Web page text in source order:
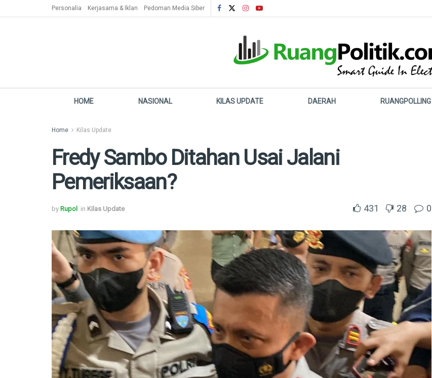
Personalia Kerjasama & Iklan Pedoman Media Siber
HOME NASIONAL KILAS UPDATE DAERAH RUANGPOLLING
Home Kilas Update
Fredy Sambo Ditahan Usai Jalani
Pemeriksaan?
by Rupol in Kilas Update 431 28 0